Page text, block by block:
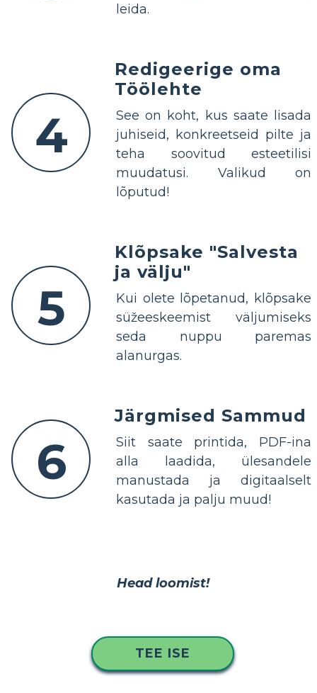
leida.
4
Redigeerige oma
Töölehte
See on koht, kus saate lisada
juhiseid, konkreetseid pilte ja
teha soovitud esteetilisi
muudatusi. Valikud on
lõputud!
5
Klõpsake "Salvesta
ja välju"
Kui olete lõpetanud, klõpsake
süžeeskeemist väljumiseks
seda nuppu paremas
alanurgas.
6
Järgmised Sammud
Siit saate printida, PDF-ina
alla laadida, ülesandele
manustada ja digitaalselt
kasutada ja palju muud!
Head loomist!
TEE ISE